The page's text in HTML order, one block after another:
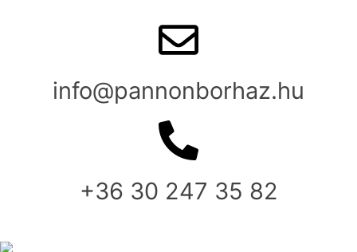
info@pannonborhaz.hu
+36 30 247 35 82